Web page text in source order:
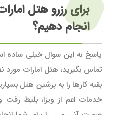
برای رزرو هتل
انجام دهیم؟
پاسخ به این سوال خیلی
تماس بگیرید، هتل امارات
بقیه کارها را به پرشین هتل
خدمات اعم از ویزا، بلیط